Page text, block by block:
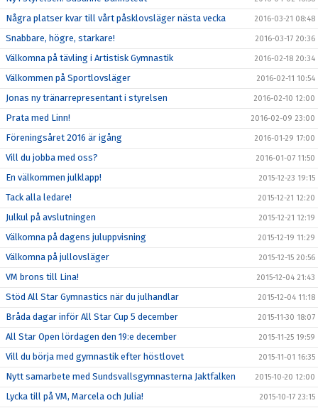
Några platser kvar till vårt påsklovsläger nästa vecka 2016-03-21 08:48
Snabbare, högre, starkare! 2016-03-17 20:36
Välkomna på tävling i Artistisk Gymnastik 2016-02-18 20:34
Välkommen på Sportlovsläger 2016-02-11 10:54
Jonas ny tränarrepresentant i styrelsen 2016-02-10 12:00
Prata med Linn! 2016-02-09 23:00
Föreningsåret 2016 är igång 2016-01-29 17:00
Vill du jobba med oss? 2016-01-07 11:50
En välkommen julklapp! 2015-12-23 19:15
Tack alla ledare! 2015-12-21 12:20
Julkul på avslutningen 2015-12-21 12:19
Välkomna på dagens juluppvisning 2015-12-19 11:29
Välkomna på jullovsläger 2015-12-15 20:56
VM brons till Lina! 2015-12-04 21:43
Stöd All Star Gymnastics när du julhandlar 2015-12-04 11:18
Bråda dagar inför All Star Cup 5 december 2015-11-30 18:07
All Star Open lördagen den 19:e december 2015-11-25 19:59
Vill du börja med gymnastik efter höstlovet 2015-11-01 16:35
Nytt samarbete med Sundsvallsgymnasterna Jaktfalken 2015-10-20 12:00
Lycka till på VM, Marcela och Julia! 2015-10-17 23:15